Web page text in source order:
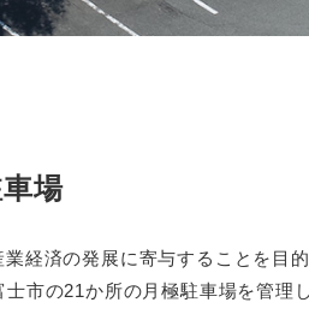
場
経済の発展に寄与することを目的
市の21か所の月極駐車場を管理